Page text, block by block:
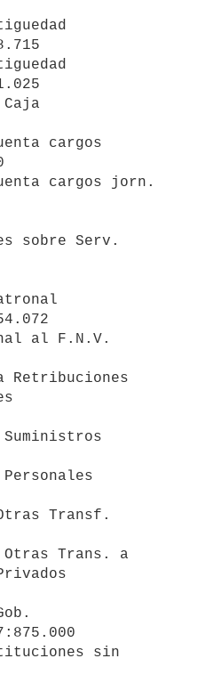
cargos
cargos jorn.
sobre Serv.
al F.N.V.
Retribuciones
Transf.
Trans. a
sin